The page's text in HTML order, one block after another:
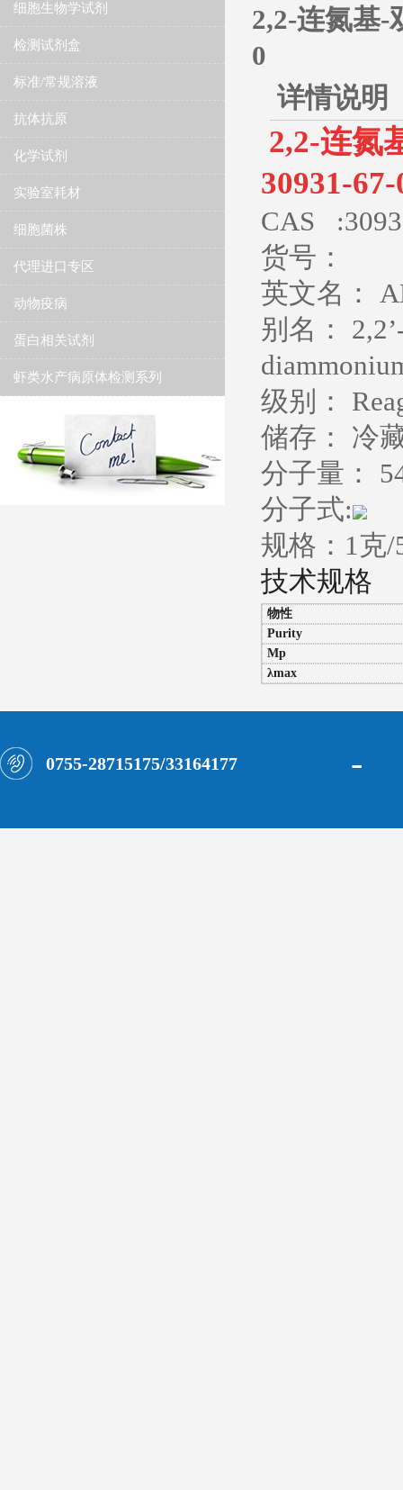
细胞生物学试剂
检测试剂盒
标准/常规溶液
抗体抗原
化学试剂
实验室耗材
细胞菌株
代理进口专区
动物疫病
蛋白相关试剂
虾类水产病原体检测系列
2,2-连氮基-
0
详情说明
2,2-连氮
30931-
CAS :
货号：
英文名：
别名：
级别：
储存：
冷
分子量：
分子式:
规格：1克/
技术规格
物性
Purity
Mp
λmax
0755-28715175/33164177 -